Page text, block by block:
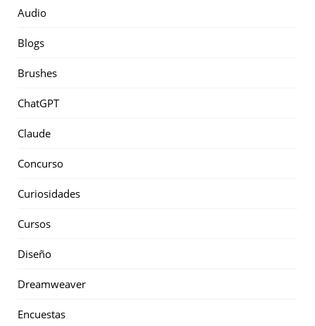
Audio
Blogs
Brushes
ChatGPT
Claude
Concurso
Curiosidades
Cursos
Diseño
Dreamweaver
Encuestas